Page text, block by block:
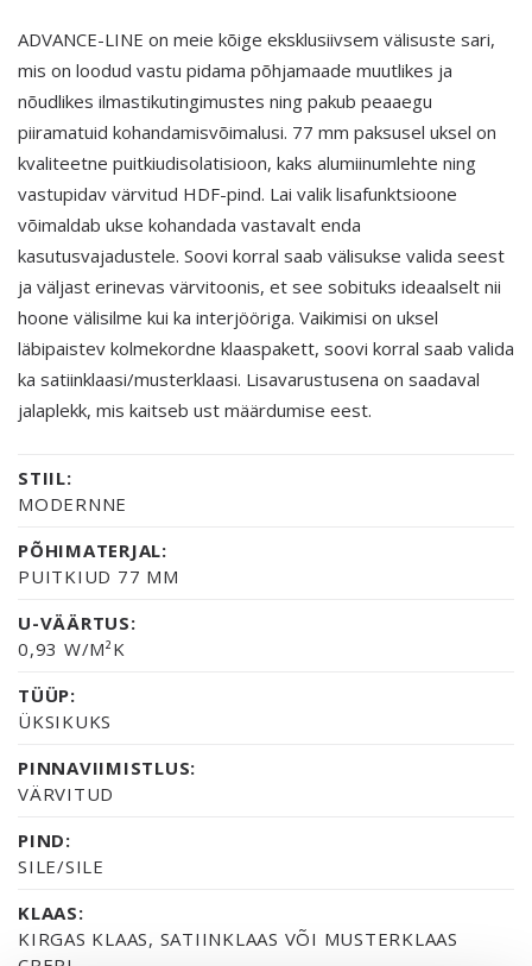
ADVANCE-LINE on meie kõige eksklusiivsem välisuste sari,
mis on loodud vastu pidama põhjamaade muutlikes ja
nõudlikes ilmastikutingimustes ning pakub peaaegu
piiramatuid kohandamisvõimalusi. 77 mm paksusel uksel on
kvaliteetne puitkiudisolatisioon, kaks alumiinumlehte ning
vastupidav värvitud HDF-pind. Lai valik lisafunktsioone
võimaldab ukse kohandada vastavalt enda
kasutusvajadustele. Soovi korral saab välisukse valida seest
ja väljast erinevas värvitoonis, et see sobituks ideaalselt nii
hoone välisilme kui ka interjööriga. Vaikimisi on uksel
läbipaistev kolmekordne klaaspakett, soovi korral saab valida
ka satiinklaasi/musterklaasi. Lisavarustusena on saadaval
jalaplekk, mis kaitseb ust määrdumise eest.
STIIL:
MODERNNE
PÕHIMATERJAL:
PUITKIUD 77 MM
U-VÄÄRTUS:
0,93 W/M²K
TÜÜP:
ÜKSIKUKS
PINNAVIIMISTLUS:
VÄRVITUD
PIND:
SILE/SILE
KLAAS:
KIRGAS KLAAS, SATIINKLAAS VÕI MUSTERKLAAS